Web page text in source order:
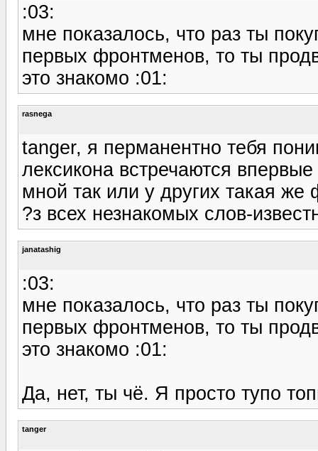
:03:
мне показалось, что раз ты
первых фронтменов, то ты
это знакомо :01:
rasnega
tanger, я перманентно тебя
лексикона встречаются
мной так или у других такая же
?з всех незнакомых слов-
janatashig
:03:
мне показалось, что раз ты
первых фронтменов, то ты
это знакомо :01:
Да, нет, ты чё. Я просто тупо
tanger